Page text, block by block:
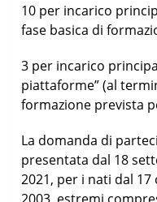
10 per incarico
fase basica di
3 per incarico
piattaforme” (al
formazione prevista
La domanda di
presentata dal 18
2021, per i nati dal